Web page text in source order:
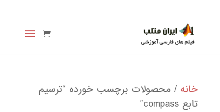
خانه / محصولات برچسب خورده “ترسيم
تابع compass”